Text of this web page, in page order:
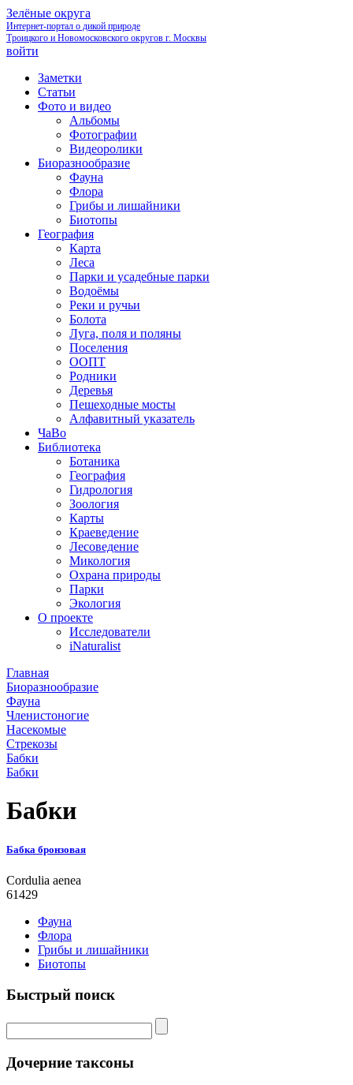
Зелёные округа
Интернет-портал о дикой природе
Троицкого и Новомосковского округов г. Москвы
войти
Заметки
Статьи
Фото и видео
Альбомы
Фотографии
Видеоролики
Биоразнообразие
Фауна
Флора
Грибы и лишайники
Биотопы
География
Карта
Леса
Парки и усадебные парки
Водоёмы
Реки и ручьи
Болота
Луга, поля и поляны
Поселения
ООПТ
Родники
Деревья
Пешеходные мосты
Алфавитный указатель
ЧаВо
Библиотека
Ботаника
География
Гидрология
Зоология
Карты
Краеведение
Лесоведение
Микология
Охрана природы
Парки
Экология
О проекте
Исследователи
iNaturalist
Главная
Биоразнообразие
Фауна
Членистоногие
Насекомые
Стрекозы
Бабки
Бабки
Бабки
Бабка бронзовая
Cordulia aenea
61429
Фауна
Флора
Грибы и лишайники
Биотопы
Быстрый поиск
Дочерние таксоны